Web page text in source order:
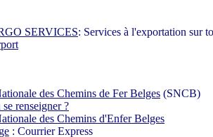
SERVICES: Services à l'exportation sur
des Chemins de Fer Belges (SNCB)
se renseigner ?
des Chemins d'Enfer Belges
: Courrier Express